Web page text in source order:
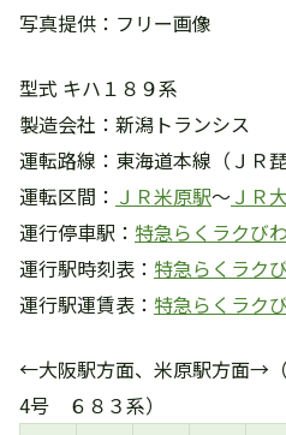
写真提供：フリー画像
型式 キハ１８９系
製造会社：新潟トランシス
運転路線：東海道本線（ＪＲ
運転区間： ＪＲ米原駅～ＪＲ
運行停車駅： 特急らくラクび
運行駅時刻表： 特急らくラク
運行駅運賃表： 特急らくラク
←大阪駅方面、米原駅方面→（
4号 ６８３系）